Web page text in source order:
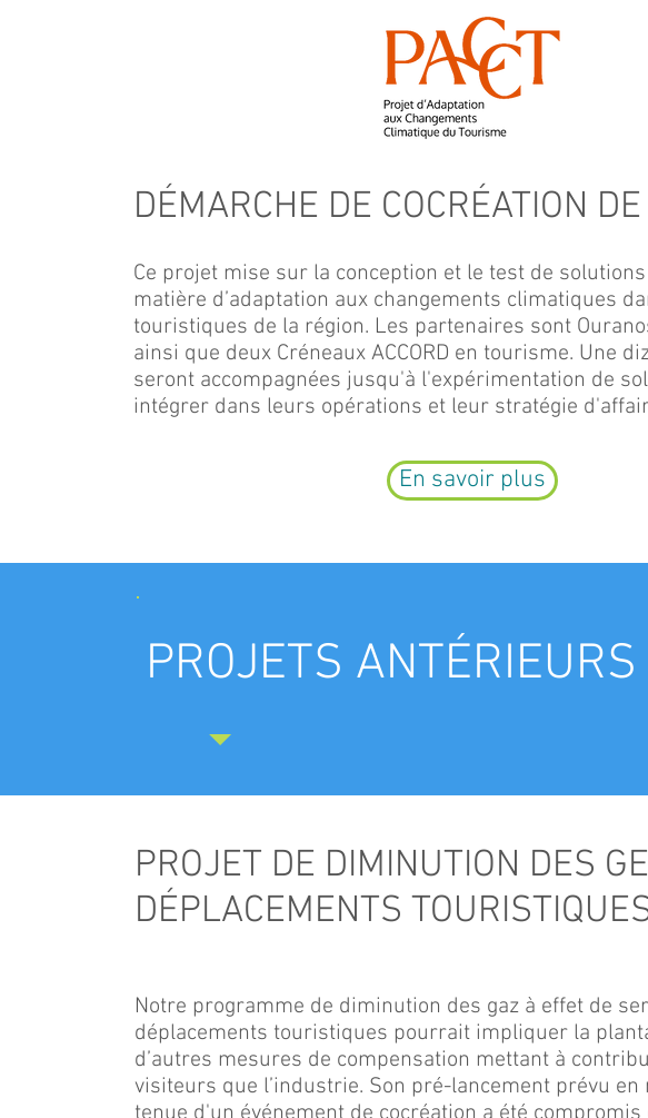
PROJETS ANTÉRIEURS
DÉMARCHE DE COCRÉATION
Ce projet mise sur la conception et le test de
matière d’adaptation aux changements climatiques
touristiques de la région. Les partenaires sont
ainsi que deux Créneaux ACCORD en tourisme. Une
seront accompagnées jusqu'à l'expérimentation de
intégrer dans leurs opérations et leur stratégie
En savoir plus
PROJET DE DIMINUTION DES
DÉPLACEMENTS
Notre programme de diminution des gaz à effet de
déplacements touristiques pourrait impliquer la
d’autres mesures de compensation mettant à
visiteurs que l’industrie. Son pré-lancement prévu en